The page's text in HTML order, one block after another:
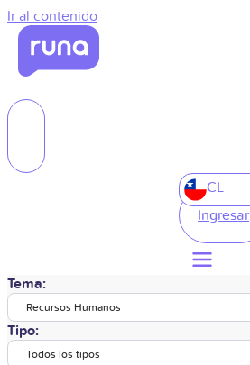
Ir al contenido
CL
Ingresar
Tema:
Recursos Humanos
Tipo:
Todos los tipos